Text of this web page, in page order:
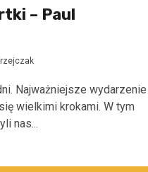
– Paul
Najważniejsze wydarzenie
wielkimi krokami. W tym
nas...